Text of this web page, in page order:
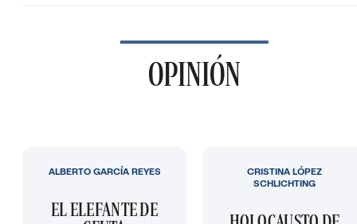
OPINIÓN
EL ELEFANTE DE
ALBERTO GARCÍA REYES
CRISTINA LÓPEZ
SCHLICHTING